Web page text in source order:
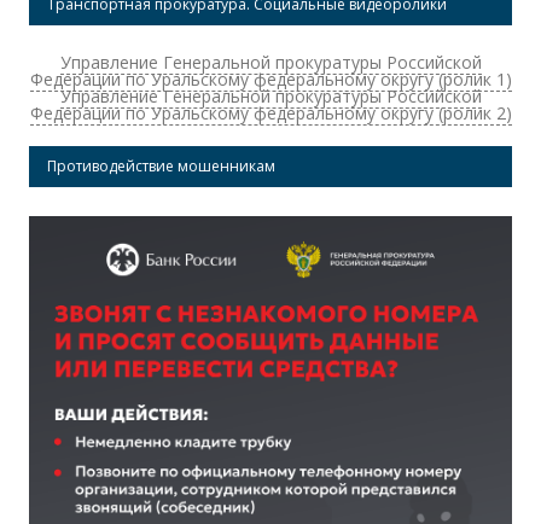
Управление Генеральной прокуратуры Российской
Федерации по Уральскому федеральному округу (ролик 1)
Управление Генеральной прокуратуры Российской
Федерации по Уральскому федеральному округу (ролик 2)
Противодействие мошенникам